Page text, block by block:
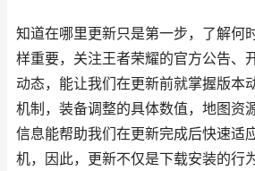
知道在哪里更新只是第一步，了解何
样重要，关注王者荣耀的官方公告、
动态，能让我们在更新前就掌握版本
机制，装备调整的具体数值，地图资
信息能帮助我们在更新完成后快速适
机，因此，更新不仅是下载安装的行